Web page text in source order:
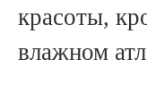
красоты,
влажном